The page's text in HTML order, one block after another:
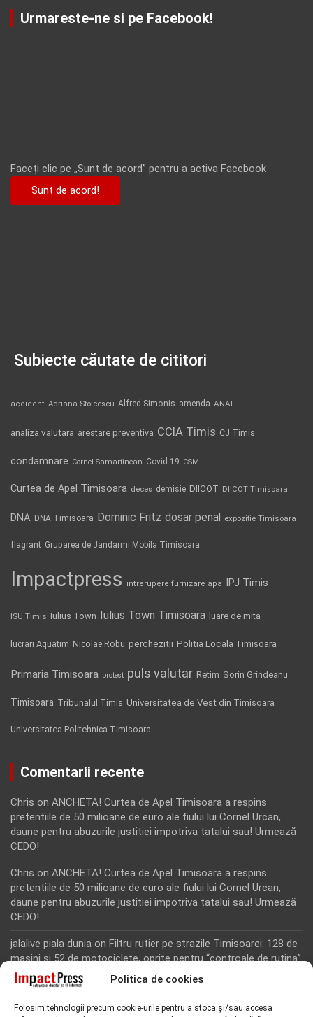
Politica de cookies
Folosim tehnologii precum cookie-urile pentru a stoca și/sau accesa
Urmareste-ne si pe Facebook!
Faceți clic pe „Sunt de acord” pentru a activa Facebook
Sunt de acord!
Subiecte căutate de cititori
accident Adriana Stoicescu Alfred Simonis amenda ANAF
analiza valutara arestare preventiva CCIA Timis CJ Timis
condamnare Cornel Samartinean Covid-19 CSM
Curtea de Apel Timisoara deces demisie DIICOT DIICOT Timisoara
DNA DNA Timisoara Dominic Fritz dosar penal expozitie Timisoara
flagrant Gruparea de Jandarmi Mobila Timisoara
Impactpress intrerupere furnizare apa IPJ Timis
ISU Timis Iulius Town Iulius Town Timisoara luare de mita
lucrari Aquatim Nicolae Robu perchezitii Politia Locala Timisoara
Primaria Timisoara protest puls valutar Retim Sorin Grindeanu
Timisoara Tribunalul Timis Universitatea de Vest din Timisoara
Universitatea Politehnica Timisoara
Comentarii recente
Chris on ANCHETA! Curtea de Apel Timisoara a respins
pretentiile de 50 milioane de euro ale fiului lui Cornel Urcan,
daune pentru abuzurile justitiei impotriva tatalui sau! Urmează
CEDO!
Chris on ANCHETA! Curtea de Apel Timisoara a respins
pretentiile de 50 milioane de euro ale fiului lui Cornel Urcan,
daune pentru abuzurile justitiei impotriva tatalui sau! Urmează
CEDO!
jalalive piala dunia on Filtru rutier pe strazile Timisoarei: 128 de
masini si 52 de motociclete, oprite pentru “controale de rutina”
Rodion Camatoritul on Inca un martor din dosarul fraudei cu
“Toti martorii hartuiti au facut plangere penala pentru